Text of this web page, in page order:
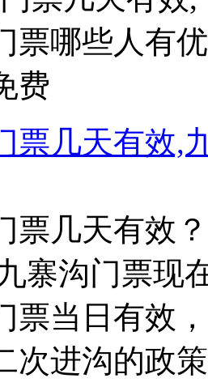
票几天有效,
票几天有效
寨沟门票现
票当日有效
次进沟的